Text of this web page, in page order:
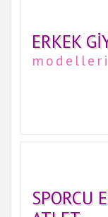
ERKEK
modelleri
SPORCU